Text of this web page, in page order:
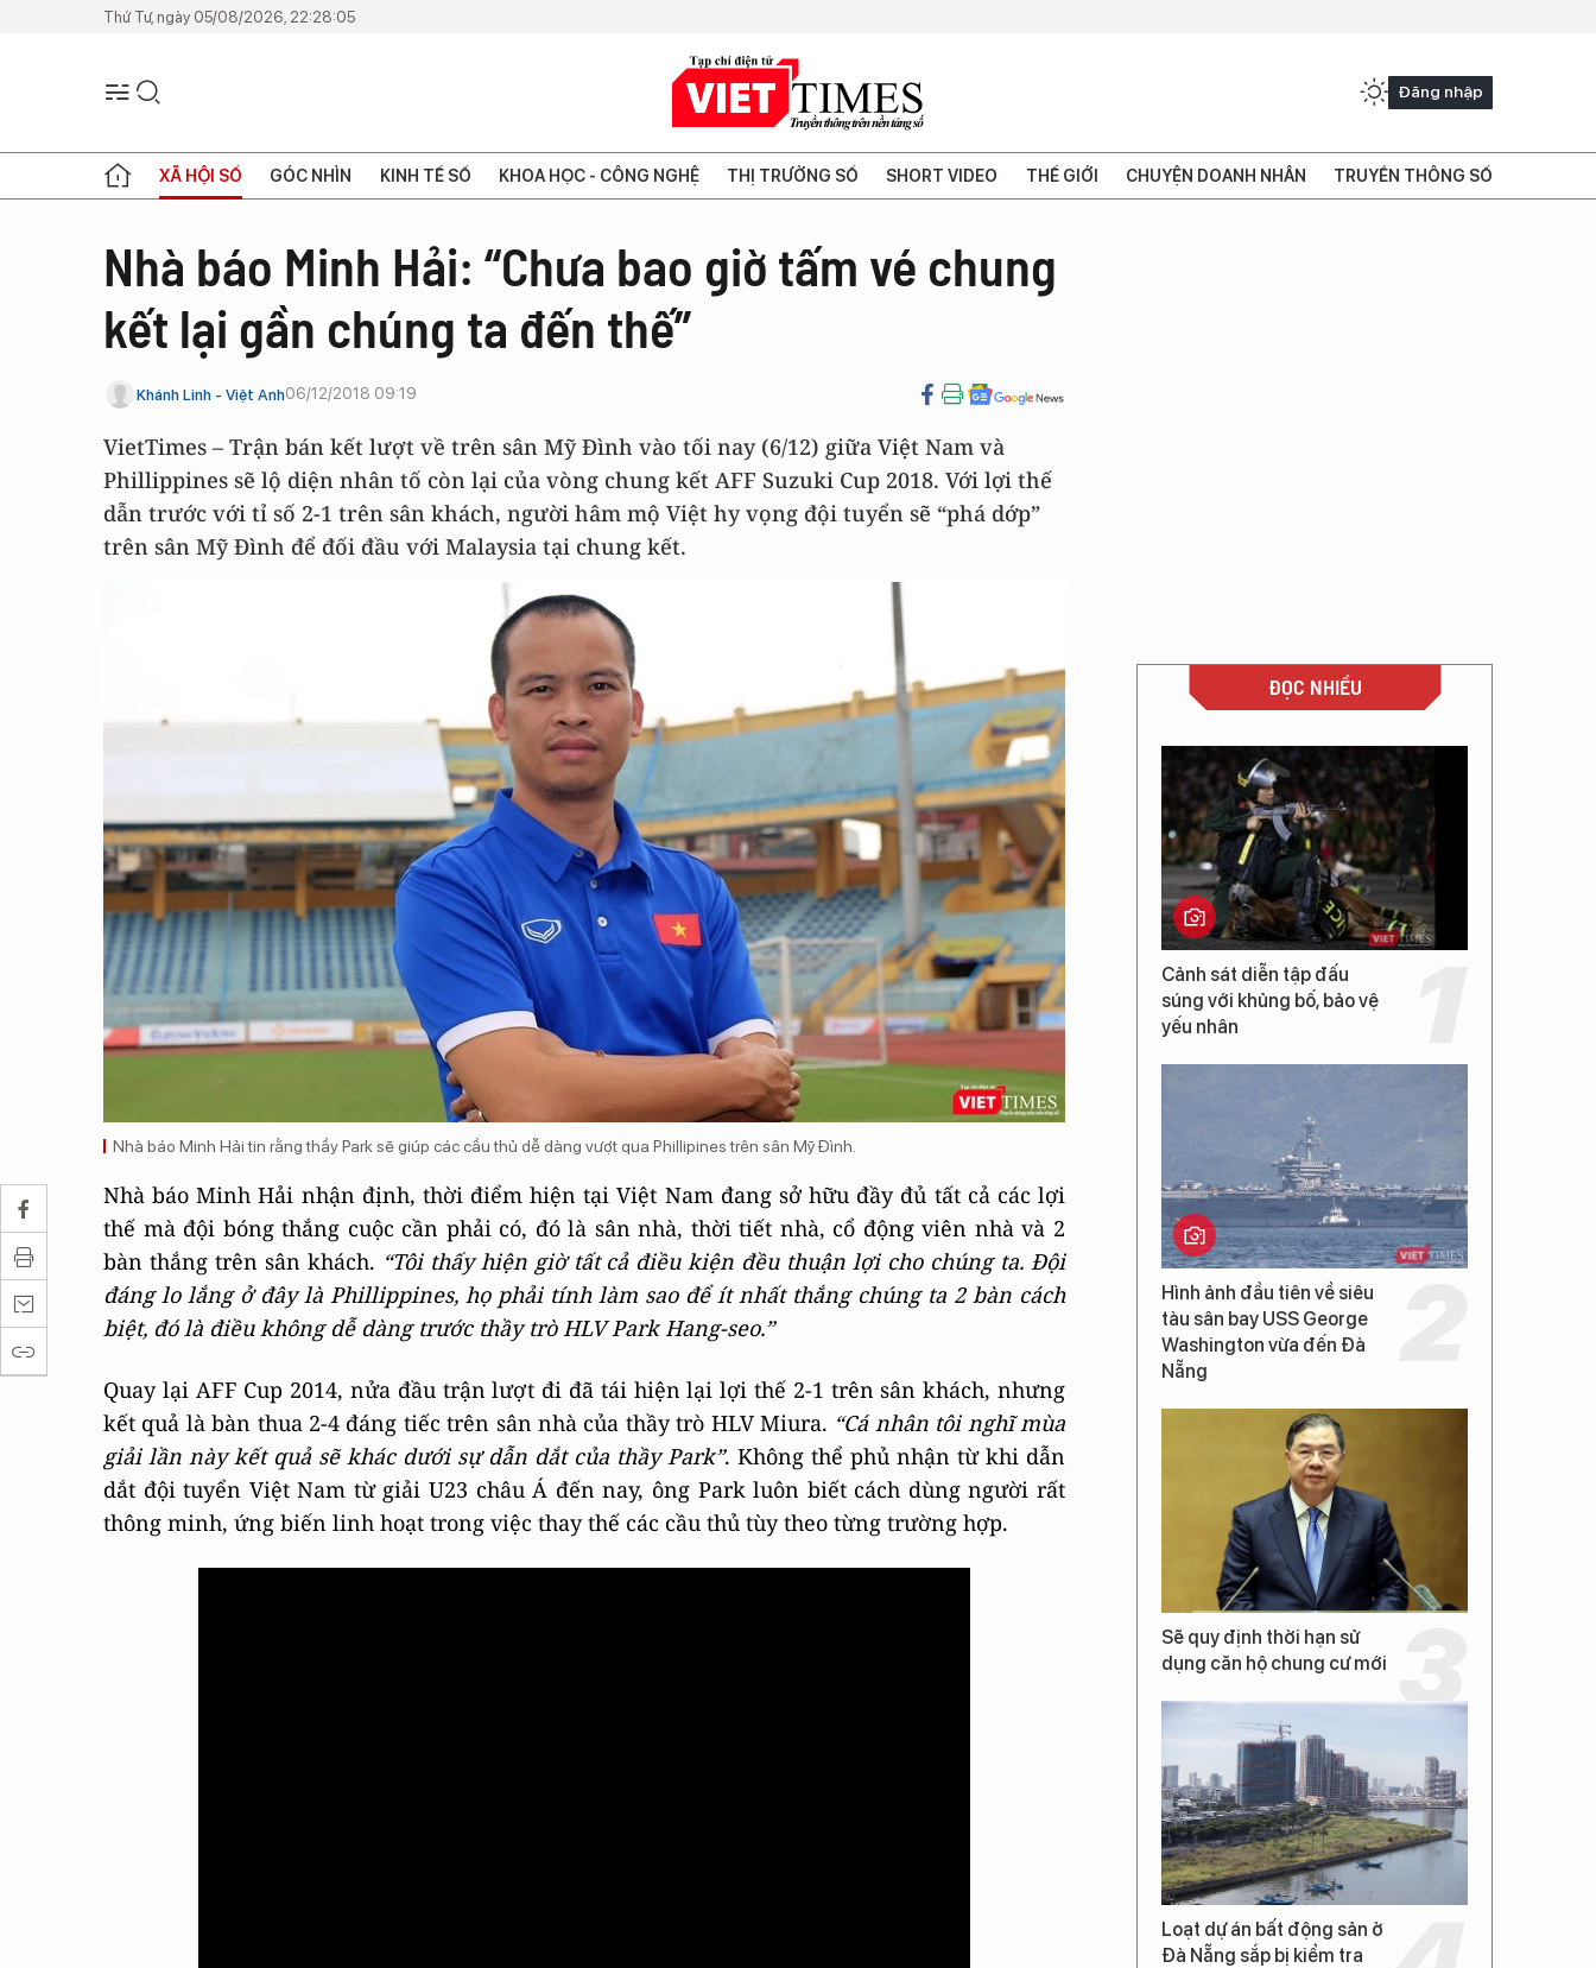
Thứ Tư, ngày 05/08/2026, 22:28:05
Đăng nhập
XÃ HỘI SỐ GÓC NHÌN KINH TẾ SỐ KHOA HỌC - CÔNG NGHỆ THỊ TRƯỜNG SỐ SHORT VIDEO THẾ GIỚI CHUYỆN DOANH NHÂN TRUYỀN THÔNG SỐ
Nhà báo Minh Hải: “Chưa bao giờ tấm vé chung
kết lại gần chúng ta đến thế”
Khánh Linh - Việt Anh06/12/2018 09:19
VietTimes – Trận bán kết lượt về trên sân Mỹ Đình vào tối nay (6/12) giữa Việt Nam và
Phillippines sẽ lộ diện nhân tố còn lại của vòng chung kết AFF Suzuki Cup 2018. Với lợi thế
dẫn trước với tỉ số 2-1 trên sân khách, người hâm mộ Việt hy vọng đội tuyển sẽ “phá dớp”
trên sân Mỹ Đình để đối đầu với Malaysia tại chung kết.
Nhà báo Minh Hải tin rằng thầy Park sẽ giúp các cầu thủ dễ dàng vượt qua Phillipines trên sân Mỹ Đình.
Nhà báo Minh Hải nhận định, thời điểm hiện tại Việt Nam đang sở hữu đầy đủ tất cả các lợi
thế mà đội bóng thắng cuộc cần phải có, đó là sân nhà, thời tiết nhà, cổ động viên nhà và 2
bàn thắng trên sân khách. “Tôi thấy hiện giờ tất cả điều kiện đều thuận lợi cho chúng ta. Đội
đáng lo lắng ở đây là Phillippines, họ phải tính làm sao để ít nhất thắng chúng ta 2 bàn cách
biệt, đó là điều không dễ dàng trước thầy trò HLV Park Hang-seo.”
Quay lại AFF Cup 2014, nửa đầu trận lượt đi đã tái hiện lại lợi thế 2-1 trên sân khách, nhưng
kết quả là bàn thua 2-4 đáng tiếc trên sân nhà của thầy trò HLV Miura. “Cá nhân tôi nghĩ mùa
giải lần này kết quả sẽ khác dưới sự dẫn dắt của thầy Park”. Không thể phủ nhận từ khi dẫn
dắt đội tuyển Việt Nam từ giải U23 châu Á đến nay, ông Park luôn biết cách dùng người rất
thông minh, ứng biến linh hoạt trong việc thay thế các cầu thủ tùy theo từng trường hợp.
ĐỌC NHIỀU
Cảnh sát diễn tập đấu
súng với khủng bố, bảo vệ
yếu nhân
Hình ảnh đầu tiên về siêu
tàu sân bay USS George
Washington vừa đến Đà
Nẵng
Sẽ quy định thời hạn sử
dụng căn hộ chung cư mới
Loạt dự án bất động sản ở
Đà Nẵng sắp bị kiểm tra